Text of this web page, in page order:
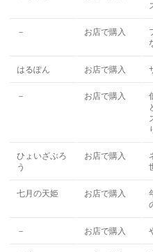
－ お店で購入
はるぽん お店で購入
－ お店で購入
ひょいざぶろ
う
お店で購入
七月の天姫 お店で購入
－ お店で購入